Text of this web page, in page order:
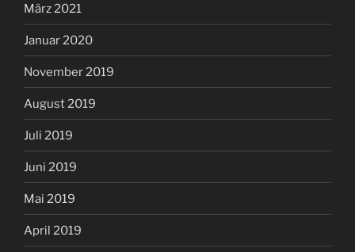
März 2021
Januar 2020
November 2019
August 2019
Juli 2019
Juni 2019
Mai 2019
April 2019